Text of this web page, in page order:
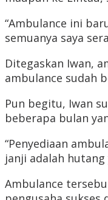
“Ambulance ini
semuanya saya
Ditegaskan Iwan,
ambulance sudah
Pun begitu, Iwan
beberapa bulan
“Penyediaan
janji adalah hutang
Ambulance